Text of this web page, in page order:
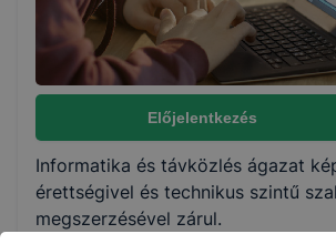
Választható szakmairányok:
Nem válaszható
KKK/PTT
KKK letöltése (pdf)
Előjelentkezés
Informatika és távközlés ágazat
érettségivel és technikus szintű
megszerzésével zárul.